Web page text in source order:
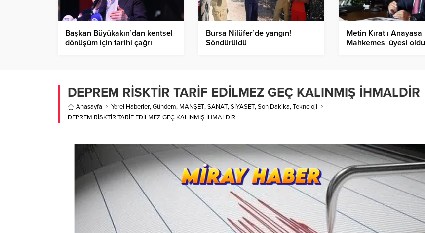
Başkan Büyükakın’dan kentsel
dönüşüm için tarihi çağrı
Bursa Nilüfer’de yangın!
Söndürüldü
Metin Kıratlı Anayasa
Mahkemesi üyesi oldu
DEPREM RİSKTİR TARİF EDİLMEZ GEÇ KALINMIŞ İHMALDİR
Anasayfa Yerel Haberler,Gündem, MANŞET,SANAT,SİYASET,Son Dakika,Teknoloji
DEPREM RİSKTİR TARİF EDİLMEZ GEÇ KALINMIŞ İHMALDİR